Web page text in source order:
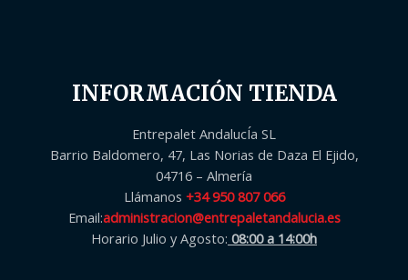
INFORMACIÓN TIENDA
Entrepalet AndalucÍa SL
Barrio Baldomero, 47, Las Norias de Daza El Ejido,
04716 – Almería
Llámanos +34 950 807 066
Email:administracion@entrepaletandalucia.es
Horario Julio y Agosto: 08:00 a 14:00h